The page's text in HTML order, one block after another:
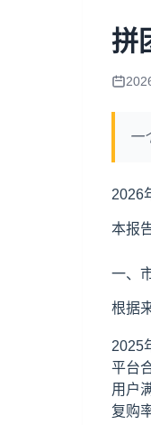
拼
一
2026
本报
一、
根据
2025
平台
用户
复购